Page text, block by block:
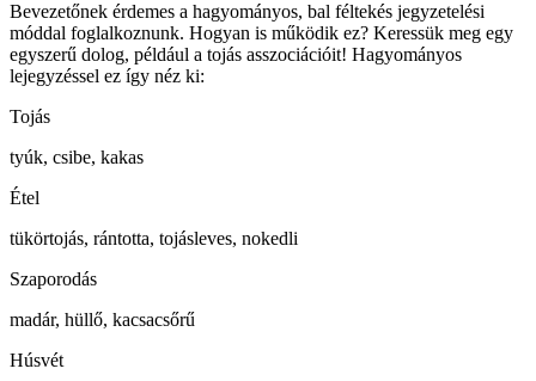
Bevezetőnek érdemes a hagyományos, bal féltekés jegyzetelési
móddal foglalkoznunk. Hogyan is működik ez? Keressük meg egy
egyszerű dolog, például a tojás asszociációit! Hagyományos
lejegyzéssel ez így néz ki:
Tojás
tyúk, csibe, kakas
Étel
tükörtojás, rántotta, tojásleves, nokedli
Szaporodás
madár, hüllő, kacsacsőrű
Húsvét